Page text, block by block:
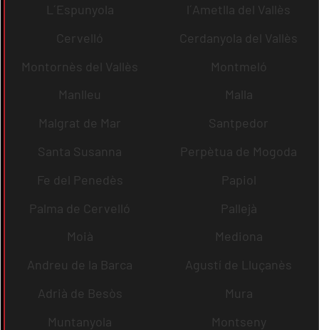
L´Espunyola
l´Ametlla del Vallès
Cervelló
Cerdanyola del Vallès
Montornès del Vallès
Montmeló
Manlleu
Malla
Malgrat de Mar
Santpedor
Santa Susanna
Perpètua de Mogoda
Fe del Penedès
Papiol
Palma de Cervelló
Pallejà
Moià
Mediona
Andreu de la Barca
Agustí de Lluçanès
Adrià de Besòs
Mura
Muntanyola
Montseny